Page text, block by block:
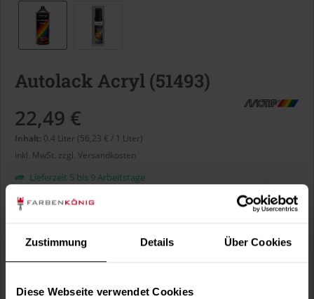
Zustimmung Details Über Cookies
Diese Webseite verwendet Cookies
Autolack Acryl (51493)
22,49 €
Inhalt: 0.4 Liter (56,23 € / 1 Liter)
inkl. MwSt. zzgl. Versandkosten
Lieferzeit 5 bis 9 Arbeitstage
Liter:
Verbrauch berechnen